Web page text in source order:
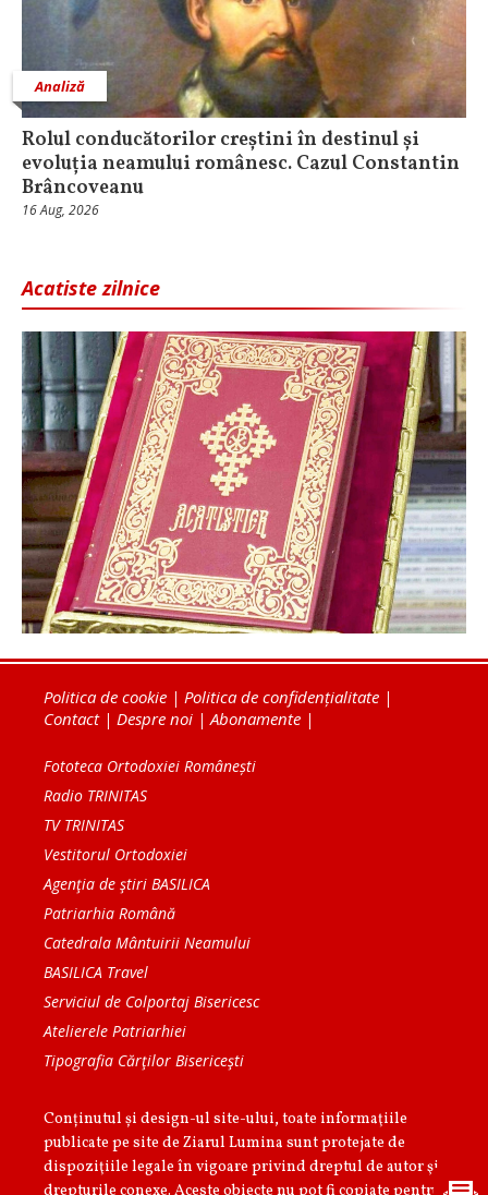
Analiză
Rolul conducătorilor creștini în destinul și
evoluția neamului românesc. Cazul Constantin
Brâncoveanu
16 Aug, 2026
Acatiste zilnice
Politica de cookie | Politica de confidențialitate |
Contact| Despre noi | Abonamente |
Fototeca Ortodoxiei Românești
Radio TRINITAS
TV TRINITAS
Vestitorul Ortodoxiei
Agenţia de ştiri BASILICA
Patriarhia Română
Catedrala Mântuirii Neamului
BASILICA Travel
Serviciul de Colportaj Bisericesc
Atelierele Patriarhiei
Tipografia Cărţilor Bisericeşti
Conținutul și design-ul site-ului, toate informaţiile
publicate pe site de Ziarul Lumina sunt protejate de
dispoziţiile legale în vigoare privind dreptul de autor şi